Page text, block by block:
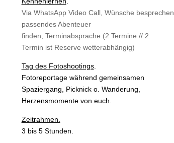
Via WhatsApp Video Call, Wünsche besprechen,
passendes Abenteuer
finden, Terminabsprache (2 Termine // 2.
Termin ist Reserve wetterabhängig)
Tag des Fotoshootings.
Fotoreportage während gemeinsamen
Spaziergang, Picknick o. Wanderung,
Herzensmomente von euch.
Zeitrahmen.
3 bis 5 Stunden.